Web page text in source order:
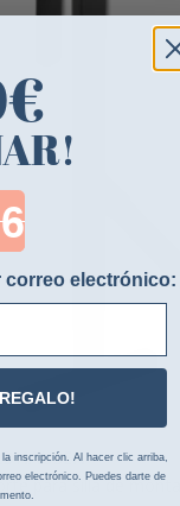
para silla de
ends in:
correo electrónico:
inscripción. Al hacer clic arriba,
electrónico. Puedes darte de